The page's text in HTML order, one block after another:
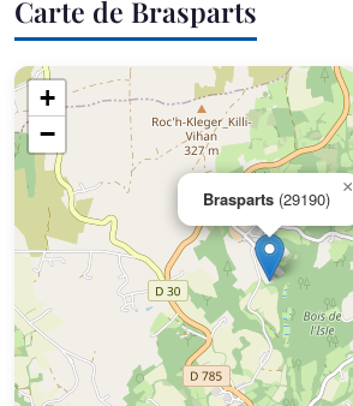
Carte de Brasparts
Brasparts (29190)
×
+
−